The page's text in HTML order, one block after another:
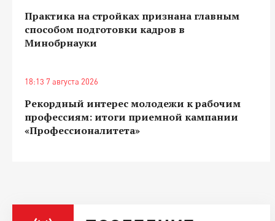
Практика на стройках признана главным
способом подготовки кадров в
Минобрнауки
18:13 7 августа 2026
Рекордный интерес молодежи к рабочим
профессиям: итоги приемной кампании
«Профессионалитета»